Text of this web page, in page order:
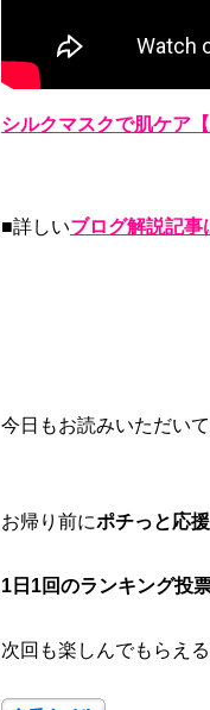
シルクマスクで肌ケア
■詳しいブログ解説記事
今日もお読みいただい
お帰り前にポチっと応
1日1回のランキング投
次回も楽しんでもらえ